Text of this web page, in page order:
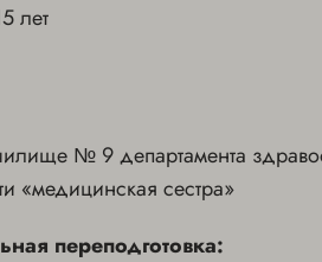
лет
№ 9 департамента
«медицинская сестра»
переподготовка: